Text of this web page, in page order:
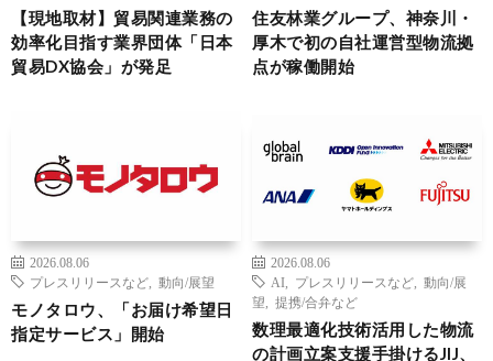
【現地取材】貿易関連業務の
効率化目指す業界団体「日本
貿易DX協会」が発足
住友林業グループ、神奈川・
厚木で初の自社運営型物流拠
点が稼働開始
2026.08.06
プレスリリースなど
動向/展望
モノタロウ、「お届け希望日
指定サービス」開始
2026.08.06
AI
プレスリリースなど
動向/展
望
提携/合弁など
数理最適化技術活用した物流
の計画立案支援手掛けるJIJ、